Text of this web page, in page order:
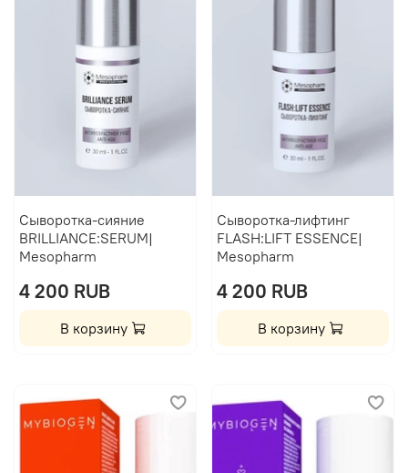
Сыворотка-сияние
BRILLIANCE:SERUM|
Mesopharm
4 200 RUB
В корзину
Сыворотка-лифтинг
FLASH:LIFT ESSENCE|
Mesopharm
4 200 RUB
В корзину